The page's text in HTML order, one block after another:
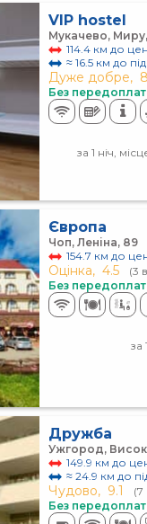
VIP hostel
Мукачево,
114.4 км до
≈ 16.5 км до
Дуже добре,
Без
за 1 ніч,
Європа
Чоп, Леніна, 89
154.7 км до
Оцінка, 4.5
(3
Без
за
Дружба
Ужгород,
149.9 км до
≈ 24.9 км до
Чудово, 9.1
(7
Без